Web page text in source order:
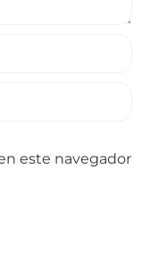
este navegador